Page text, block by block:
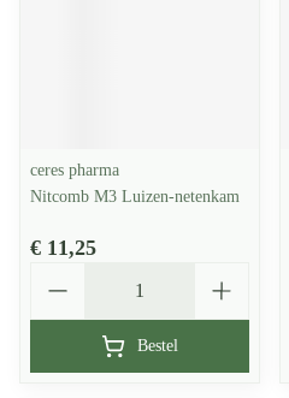
ceres pharma
Nitcomb M3 Luizen-netenkam
€ 11,25
Bestel